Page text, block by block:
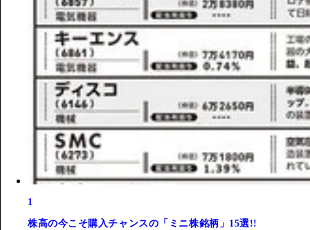
1
株高の今こそ購入チャンスの「ミニ株銘柄」15選!!